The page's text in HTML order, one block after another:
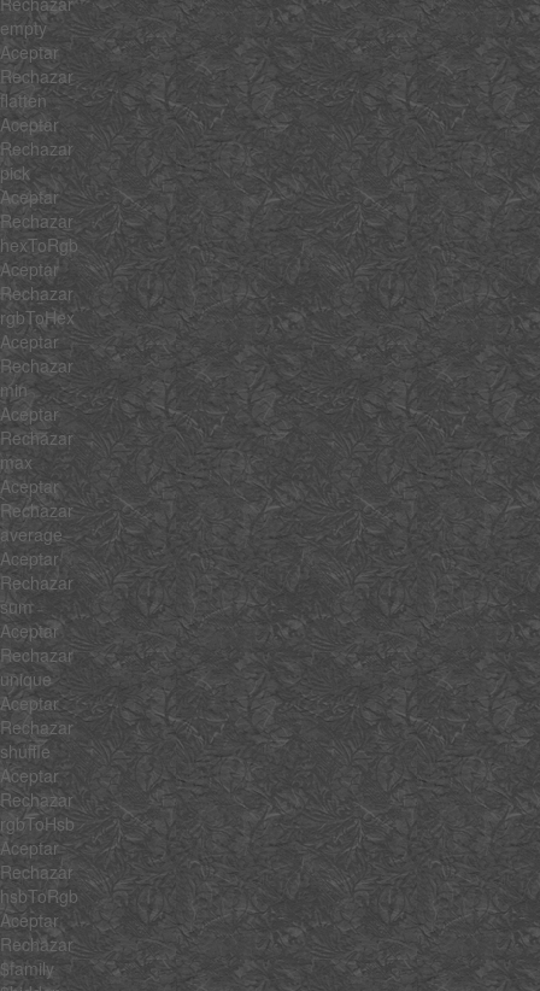
empty
Aceptar
Rechazar
flatten
Aceptar
Rechazar
pick
Aceptar
Rechazar
hexToRgb
Aceptar
Rechazar
rgbToHex
Aceptar
Rechazar
min
Aceptar
Rechazar
max
Aceptar
Rechazar
average
Aceptar
Rechazar
sum
Aceptar
Rechazar
unique
Aceptar
Rechazar
shuffle
Aceptar
Rechazar
rgbToHsb
Aceptar
Rechazar
hsbToRgb
Aceptar
Rechazar
$family